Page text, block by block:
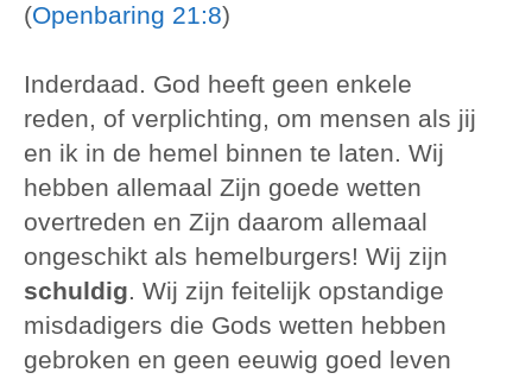
(Openbaring 21:8)
Inderdaad. God heeft geen enkele
reden, of verplichting, om mensen als jij
en ik in de hemel binnen te laten. Wij
hebben allemaal Zijn goede wetten
overtreden en Zijn daarom allemaal
ongeschikt als hemelburgers! Wij zijn
schuldig. Wij zijn feitelijk opstandige
misdadigers die Gods wetten hebben
gebroken en geen eeuwig goed leven